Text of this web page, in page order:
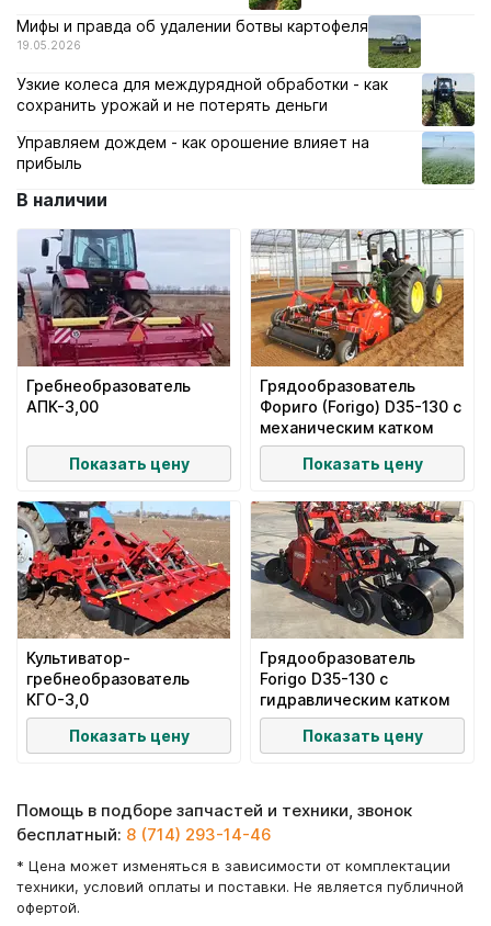
Мифы и правда об удалении ботвы картофеля
19.05.2026
Узкие колеса для междурядной обработки - как
сохранить урожай и не потерять деньги
Управляем дождем - как орошение влияет на
прибыль
В наличии
Гребнеобразователь
АПК-3,00
Показать цену
Грядообразователь
Фориго (Forigo) D35-130 с
механическим катком
Показать цену
Культиватор-
гребнеобразователь
КГО-3,0
Показать цену
Грядообразователь
Forigo D35-130 с
гидравлическим катком
Показать цену
Помощь в подборе запчастей и техники, звонок
бесплатный: 8 (714) 293-14-46
* Цена может изменяться в зависимости от комплектации
техники, условий оплаты и поставки. Не является публичной
офертой.